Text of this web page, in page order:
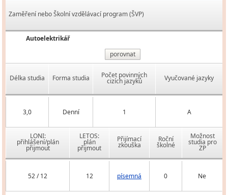
Zaměření nebo Školní vzdělávací program (ŠVP)
Autoelektrikář
porovnat
Délka studia Forma studia Počet povinných
cizích jazyků Vyučované jazyky
3,0 Denní 1 A
LONI:
přihlášení/plán
přijmout
LETOS:
plán
přijmout
Přijímací
zkouška
Roční
školné
Možnost
studia pro
ZP
52 / 12 12 písemná 0 Ne